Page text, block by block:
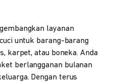
layanan
untuk barang-barang
karpet, atau boneka. Anda
berlangganan bulanan
Dengan terus